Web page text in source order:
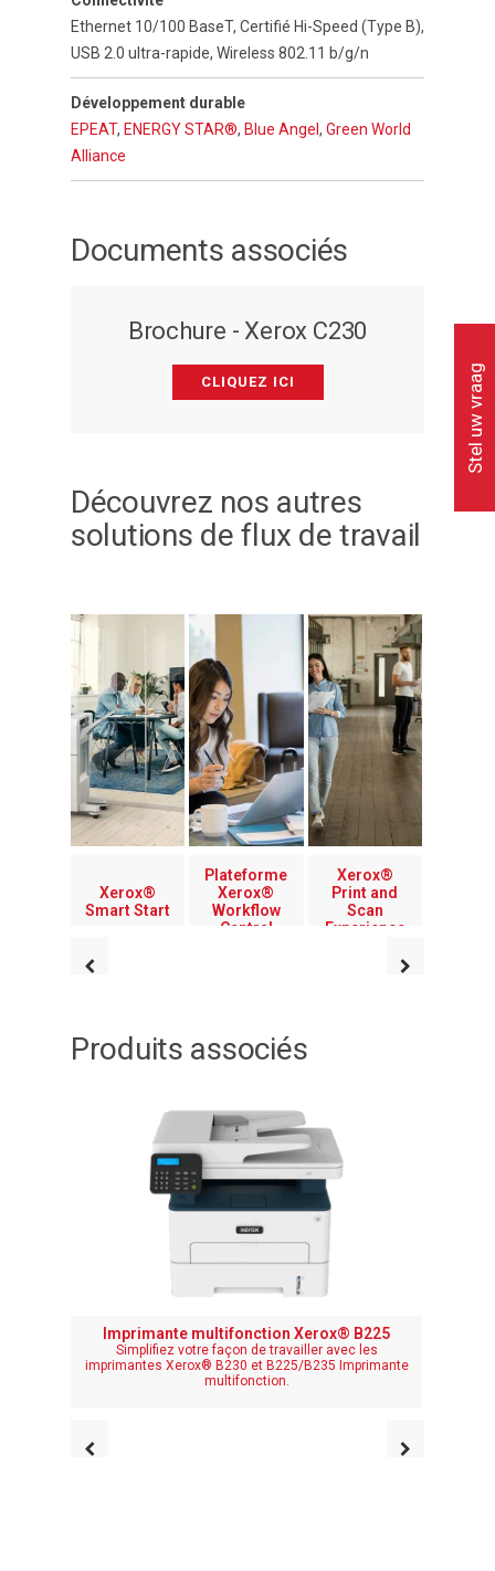
Ethernet 10/100 BaseT, Certifié Hi-Speed (Type B),
USB 2.0 ultra-rapide, Wireless 802.11 b/g/n
Développement durable
EPEAT, ENERGY STAR®, Blue Angel , Green World
Alliance
Documents associés
Brochure - Xerox C230
CLIQUEZ ICI
Découvrez nos autres
solutions de flux de travail
Xerox®
Smart Start
Plateforme
Xerox®
Workflow
Central
Xerox®
Print and
Scan
Experience
Produits associés
Imprimante multifonction Xerox® B225
Simplifiez votre façon de travailler avec les
imprimantes Xerox® B230 et B225/B235 Imprimante
multifonction.
Stel uw vraag